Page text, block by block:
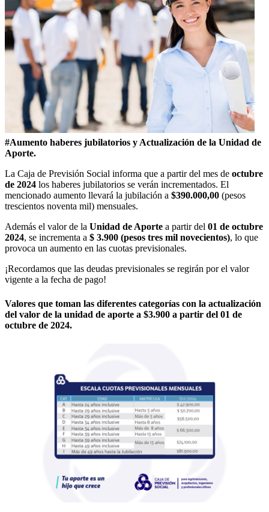
#Aumento haberes jubilatorios y Actualización de la Unidad de
Aporte.
La Caja de Previsión Social informa que a partir del mes de octubre
de 2024 los haberes jubilatorios se verán incrementados. El
mencionado aumento llevará la jubilación a $390.000,00 (pesos
trescientos noventa mil) mensuales.
Además el valor de la Unidad de Aporte a partir del 01 de octubre
2024, se incrementa a $ 3.900 (pesos tres mil novecientos), lo que
provoca un aumento en las cuotas previsionales.
¡Recordamos que las deudas previsionales se regirán por el valor
vigente a la fecha de pago!
Valores que toman las diferentes categorías con la actualización
del valor de la unidad de aporte a $3.900 a partir del 01 de
octubre de 2024.